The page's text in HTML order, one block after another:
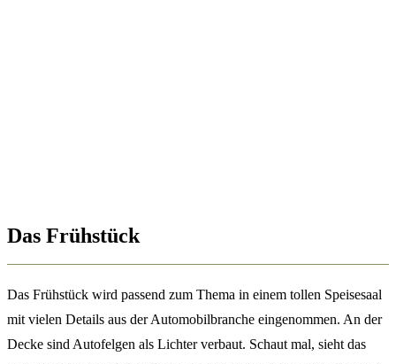
Das Frühstück
Das Frühstück wird passend zum Thema in einem tollen Speisesaal
mit vielen Details aus der Automobilbranche eingenommen. An der
Decke sind Autofelgen als Lichter verbaut. Schaut mal, sieht das